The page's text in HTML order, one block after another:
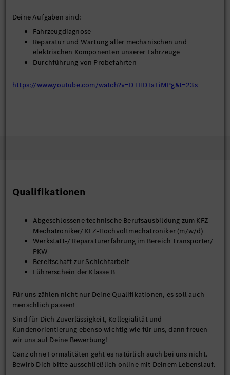
Deine Aufgaben sind:
Fahrzeugdiagnose
Reparatur und Wartung aller mechanischen und
elektrischen Komponenten unserer Fahrzeuge
Durchführung von Probefahrten
https://www.youtube.com/watch?v=DTHDTaLiMPg&t=23s
Qualifikationen
Abgeschlossene technische Berufsausbildung zum KFZ-
Mechatroniker/ KFZ-Hochvoltmechatroniker (m/w/d)
Werkstatt-/ Reparaturerfahrung im Bereich Transporter/
PKW
Bereitschaft zur Schichtarbeit
Führerschein der Klasse B
Für uns zählen nicht nur Deine Qualifikationen, es soll auch
menschlich passen!
Sind für Dich Zuverlässigkeit, Kollegialität und
Kundenorientierung ebenso wichtig wie für uns, dann freuen
wir uns auf Deine Bewerbung!
Ganz ohne Formalitäten geht es natürlich auch bei uns nicht.
Bewirb Dich bitte ausschließlich online mit Deinem Lebenslauf.